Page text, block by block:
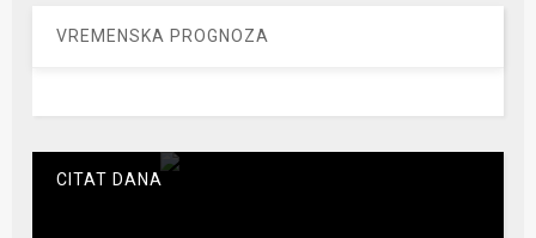
VREMENSKA PROGNOZA
CITAT DANA